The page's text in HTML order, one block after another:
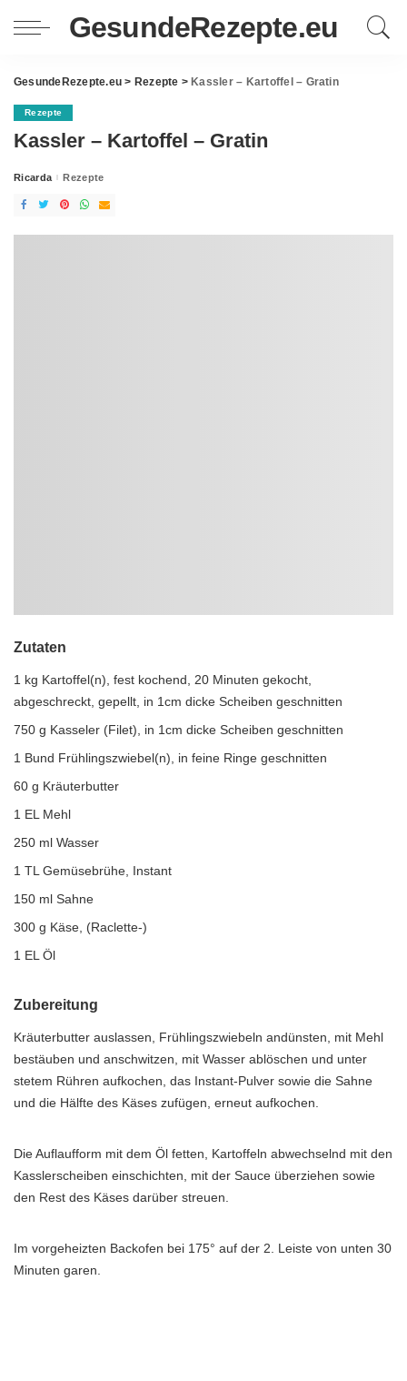
GesundeRezepte.eu
GesundeRezepte.eu > Rezepte > Kassler – Kartoffel – Gratin
Rezepte
Kassler – Kartoffel – Gratin
Posted
Ricarda Rezepte
Zutaten
1 kg Kartoffel(n), fest kochend, 20 Minuten gekocht,
abgeschreckt, gepellt, in 1cm dicke Scheiben geschnitten
750 g Kasseler (Filet), in 1cm dicke Scheiben geschnitten
1 Bund Frühlingszwiebel(n), in feine Ringe geschnitten
60 g Kräuterbutter
1 EL Mehl
250 ml Wasser
1 TL Gemüsebrühe, Instant
150 ml Sahne
300 g Käse, (Raclette-)
1 EL Öl
Zubereitung
Kräuterbutter auslassen, Frühlingszwiebeln andünsten, mit Mehl
bestäuben und anschwitzen, mit Wasser ablöschen und unter
stetem Rühren aufkochen, das Instant-Pulver sowie die Sahne
und die Hälfte des Käses zufügen, erneut aufkochen.
Die Auflaufform mit dem Öl fetten, Kartoffeln abwechselnd mit den
Kasslerscheiben einschichten, mit der Sauce überziehen sowie
den Rest des Käses darüber streuen.
Im vorgeheizten Backofen bei 175° auf der 2. Leiste von unten 30
Minuten garen.